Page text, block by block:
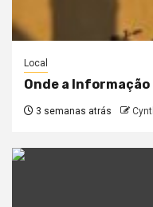
Local
Onde a
3 semanas atrás